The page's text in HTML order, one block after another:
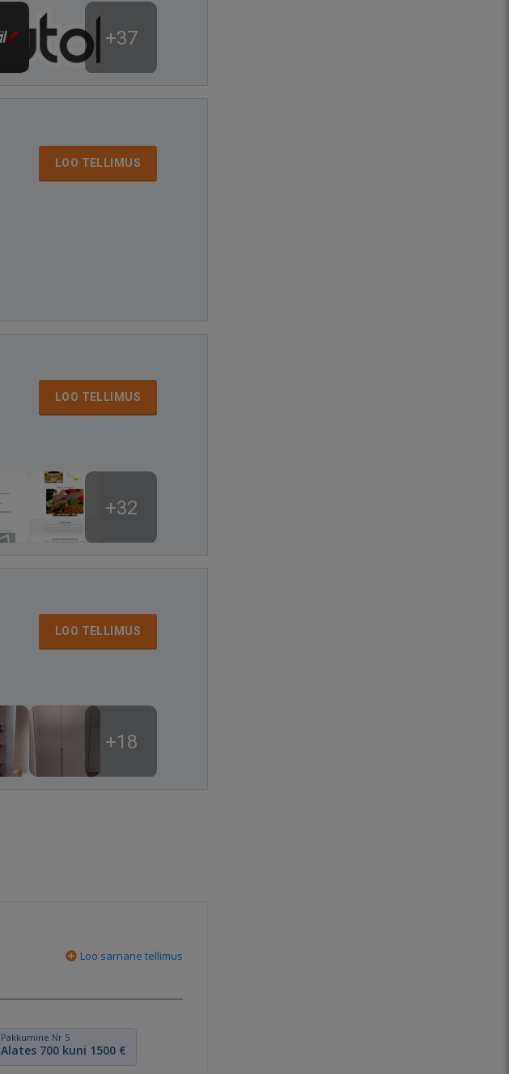
+37
LOO TELLIMUS
LOO TELLIMUS
+32
LOO TELLIMUS
+18
Loo sarnane tellimus
Pakkumine Nr 5
Alates 700 kuni 1500 €